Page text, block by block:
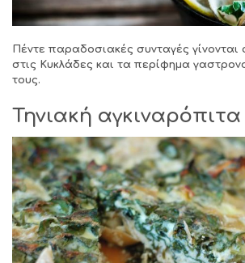
Πέντε παραδοσιακές συνταγές γίνονται
στις Κυκλάδες και τα περίφημα
τους.
Τηνιακή αγκιναρόπιτα